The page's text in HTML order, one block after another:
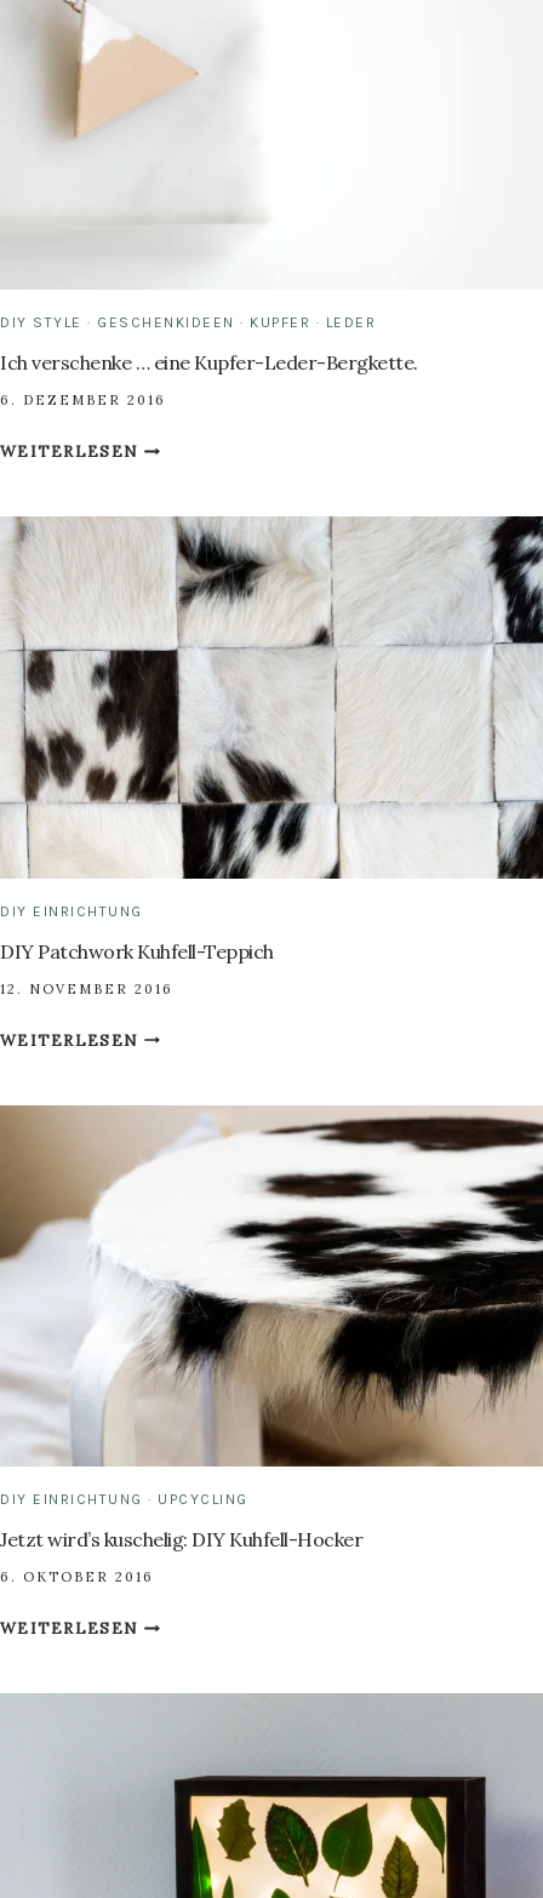
DIY STYLE · GESCHENKIDEEN · KUPFER · LEDER
Ich verschenke … eine Kupfer-Leder-Bergkette.
6. DEZEMBER 2016
WEITERLESENICH
EINE
KUPFER-
LEDER-
BERGKETTE.
DIY EINRICHTUNG
DIY Patchwork Kuhfell-Teppich
12. NOVEMBER 2016
WEITERLESENDIY
DIY EINRICHTUNG · UPCYCLING
Jetzt wird’s kuschelig: DIY Kuhfell-Hocker
6. OKTOBER 2016
WEITERLESENJETZT